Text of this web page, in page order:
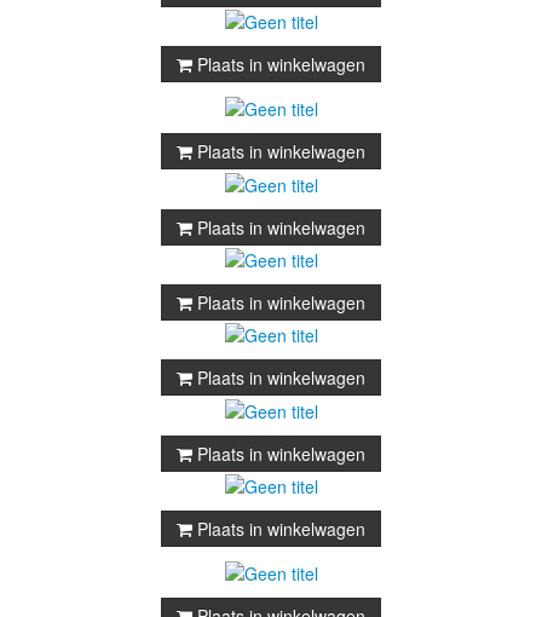
Plaats in winkelwagen
Plaats in winkelwagen
Plaats in winkelwagen
Plaats in winkelwagen
Plaats in winkelwagen
Plaats in winkelwagen
Plaats in winkelwagen